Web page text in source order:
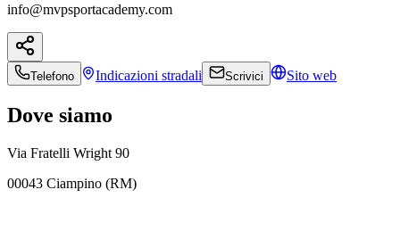
info@mvpsportacademy.com
Telefono Indicazioni stradali Scrivici Sito web
Dove siamo
Via Fratelli Wright 90
00043 Ciampino (RM)